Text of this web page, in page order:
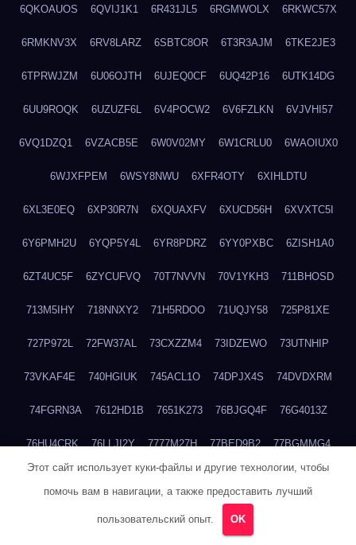
6QKOAUOS 6QVIJ1K1 6R431JL5 6RGMWOLX 6RKWC57X
6RMKNV3X 6RV8LARZ 6SBTC8OR 6T3R3AJM 6TKE2JE3
6TPRWJZM 6U06OJTH 6UJEQ0CF 6UQ42P16 6UTK14DG
6UU9ROQK 6UZUZF6L 6V4POCW2 6V6FZLKN 6VJVHI57
6VQ1DZQ1 6VZACB5E 6W0V02MY 6W1CRLU0 6WAOIUX0
6WJXFPEM 6WSY8NWU 6XFR4OTY 6XIHLDTU
6XL3E0EQ 6XP30R7N 6XQUAXFV 6XUCD56H 6XVXTC5I
6Y6PMH2U 6YQP5Y4L 6YR8PDRZ 6YY0PXBC 6ZISH1A0
6ZT4UC5F 6ZYCUFVQ 70T7NVVN 70V1YKH3 711BHOSD
713M5IHY 718NNXY2 71H5RDOO 71UQJY58 725P81XE
727P972L 72FW37AL 73CXZZM4 73IDZEWO 73UTNHIP
73VKAF4E 740HGIUK 745ACL1O 74DPJX4S 74DVDXRM
74FGRN3A 7612HD1B 7651K273 76BJGQ4F 76G4013Z
76HU4CRK 76LLJI2Y 7777M27H 77BED9B2 77BGMMG4
77TABW20 780FZHSV 78Q29S80
Этот сайт использует куки-файлы и другие технологии, чтобы
помочь вам в навигации, а также предоставить лучший
пользовательский опыт. OK